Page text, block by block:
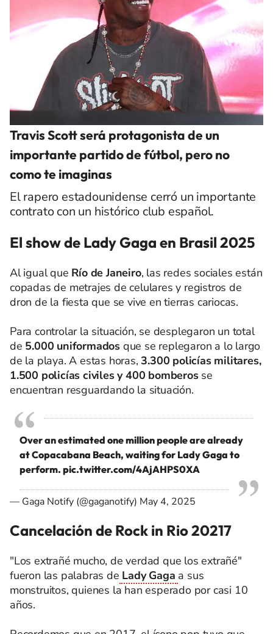
Travis Scott será protagonista de un
importante partido de fútbol, pero no
como te imaginas
El rapero estadounidense cerró un importante
contrato con un histórico club español.
El show de Lady Gaga en Brasil 2025
Al igual que Río de Janeiro, las redes sociales están
copadas de metrajes de celulares y registros de
dron de la fiesta que se vive en tierras cariocas.
Para controlar la situación, se desplegaron un total
de 5.000 uniformados que se replegaron a lo largo
de la playa. A estas horas,3.300 policías militares,
1.500 policías civiles y 400 bomberos se
encuentran resguardando la situación.
Over an estimated one million people are already
at Copacabana Beach, waiting for Lady Gaga to
perform. pic.twitter.com/4AjAHPS0XA
— Gaga Notify (@gaganotify) May 4, 2025
Cancelación de Rock in Rio 20217
"Los extrañé mucho, de verdad que los extrañé"
fueron las palabras de Lady Gaga a sus
monstruitos, quienes la han esperado por casi 10
años.